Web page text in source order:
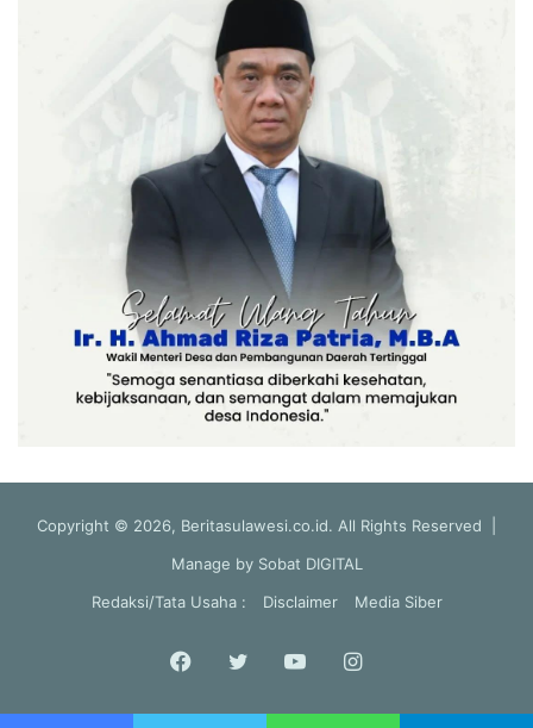
Copyright © 2026, Beritasulawesi.co.id. All Rights Reserved |
Manage by Sobat DIGITAL
Redaksi/Tata Usaha :
Disclaimer Media Siber
Facebook
Twitter YouTubeInstagram